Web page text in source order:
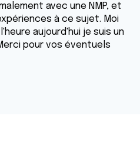
avec une NMP, et
à ce sujet. Moi
aujourd'hui je suis un
pour vos éventuels